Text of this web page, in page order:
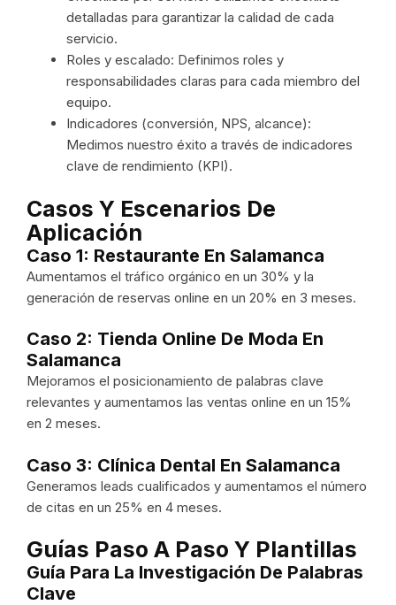
detalladas para garantizar la calidad de cada
servicio.
Roles y escalado: Definimos roles y
responsabilidades claras para cada miembro del
equipo.
Indicadores (conversión, NPS, alcance):
Medimos nuestro éxito a través de indicadores
clave de rendimiento (KPI).
Casos Y Escenarios De
Aplicación
Caso 1: Restaurante En Salamanca
Aumentamos el tráfico orgánico en un 30% y la
generación de reservas online en un 20% en 3 meses.
Caso 2: Tienda Online De Moda En
Salamanca
Mejoramos el posicionamiento de palabras clave
relevantes y aumentamos las ventas online en un 15%
en 2 meses.
Caso 3: Clínica Dental En Salamanca
Generamos leads cualificados y aumentamos el número
de citas en un 25% en 4 meses.
Guías Paso A Paso Y Plantillas
Guía Para La Investigación De Palabras
Clave